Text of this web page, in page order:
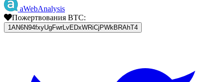
aWebAnalysis
Пожертвования BTC:
1AN6N94fxyUgFwrLvEDxWRiCjPWkBRAhT4